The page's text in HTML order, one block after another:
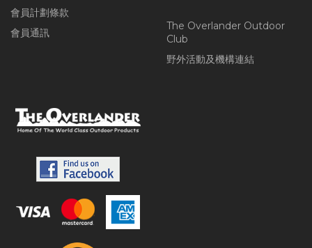
會員計劃條款
會員通訊
The Overlander Outdoor
Club
野外活動及機構連結